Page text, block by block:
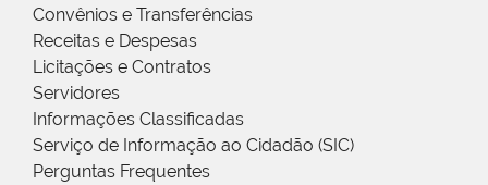
Convênios e Transferências
Receitas e Despesas
Licitações e Contratos
Servidores
Informações Classificadas
Serviço de Informação ao Cidadão (SIC)
Perguntas Frequentes